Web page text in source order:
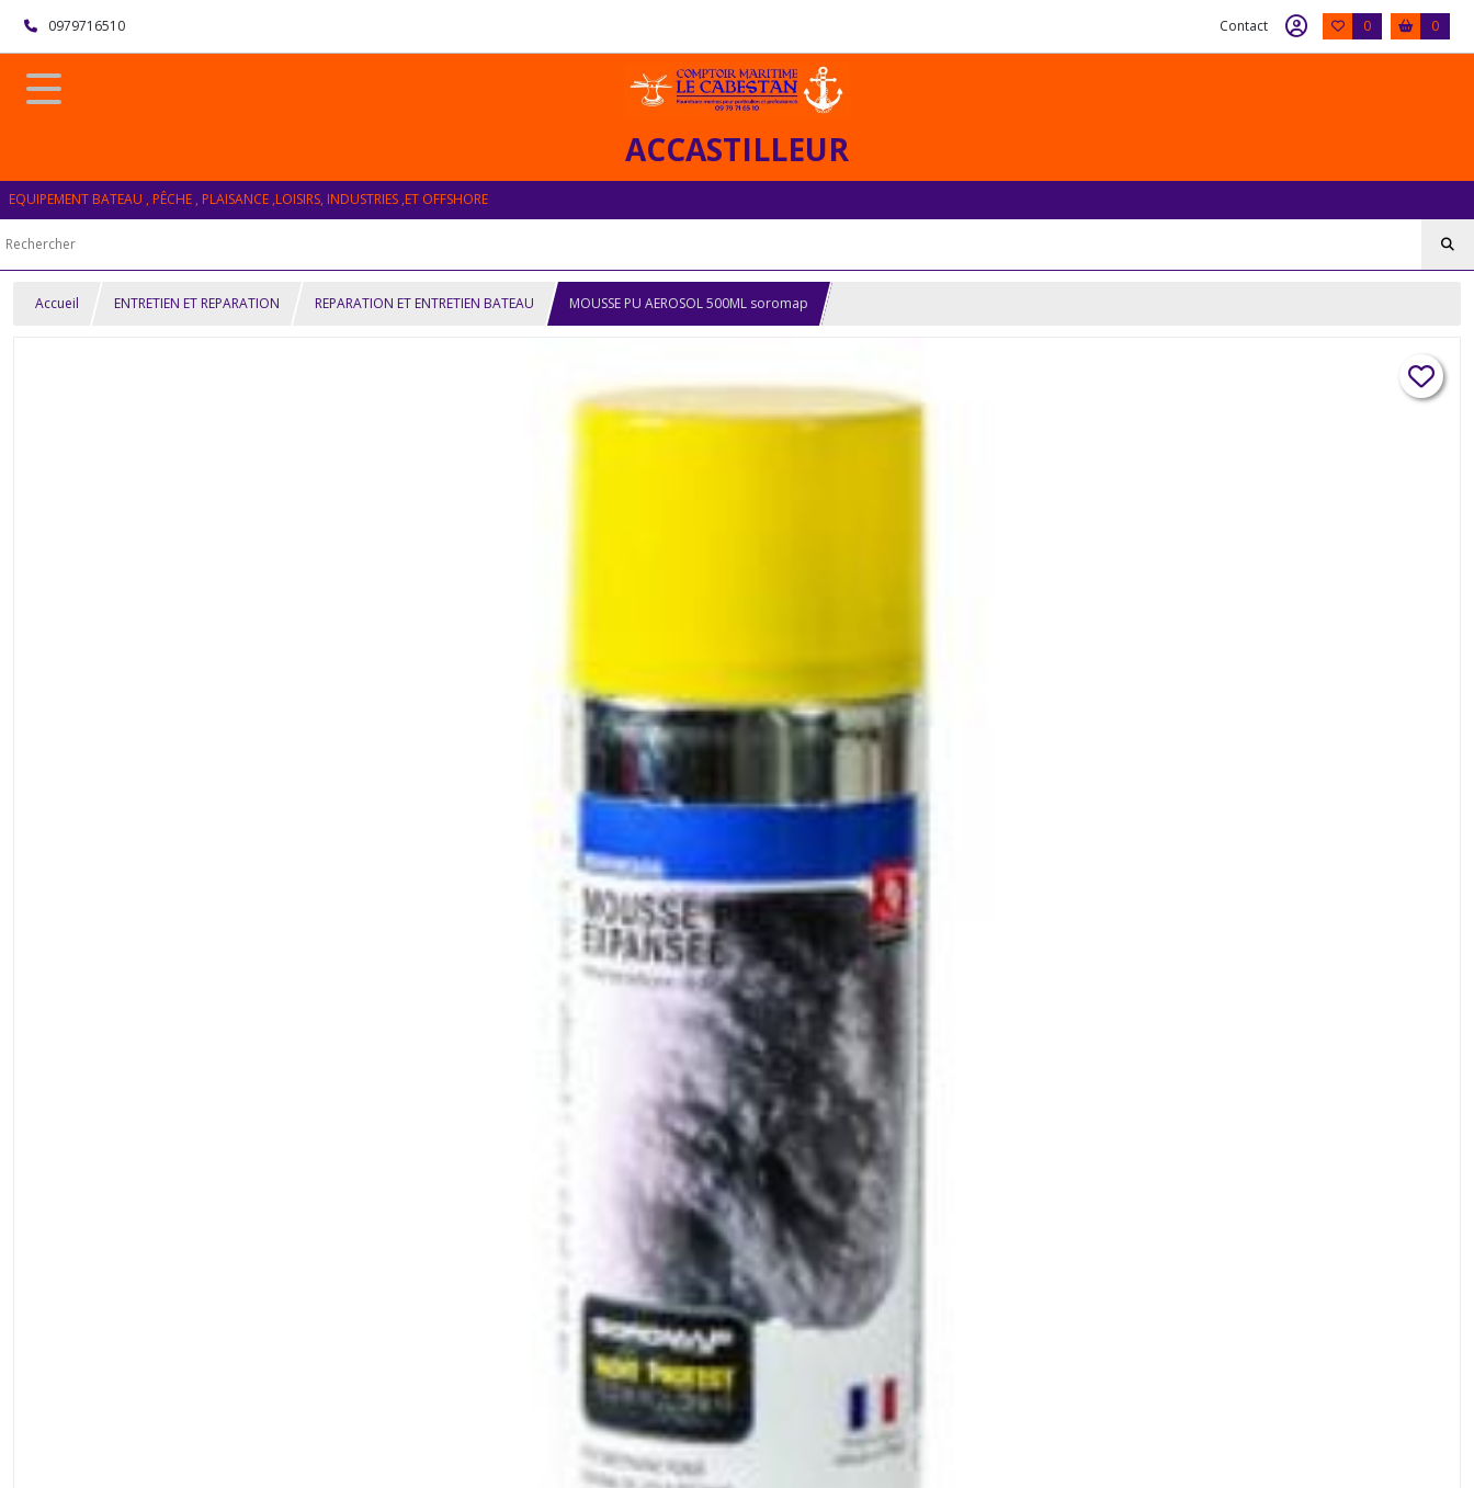
0979716510 Contact 0 0
ACCASTILLEUR
EQUIPEMENT BATEAU , PÊCHE , PLAISANCE ,LOISIRS, INDUSTRIES ,ET OFFSHORE
Accueil ENTRETIEN ET REPARATION REPARATION ET ENTRETIEN BATEAU MOUSSE PU AEROSOL 500ML soromap